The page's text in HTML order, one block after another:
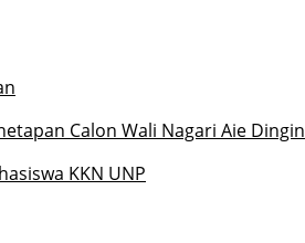
Calon Wali Nagari Aie Dingin
KKN UNP